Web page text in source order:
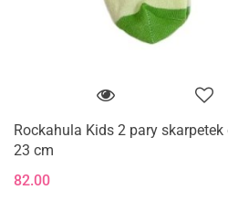
Rockahula Kids 2 pary skarpetek
23 cm
82.00